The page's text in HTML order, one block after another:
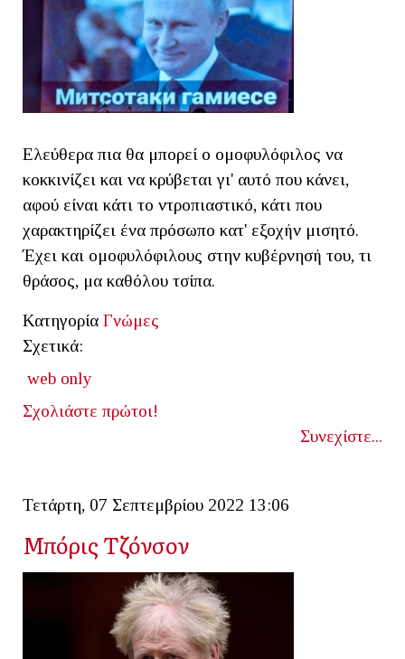
Ελεύθερα πια θα μπορεί ο ομοφυλόφιλος να
κοκκινίζει και να κρύβεται γι' αυτό που κάνει,
αφού είναι κάτι το ντροπιαστικό, κάτι που
χαρακτηρίζει ένα πρόσωπο κατ' εξοχήν μισητό.
Έχει και ομοφυλόφιλους στην κυβέρνησή του, τι
θράσος, μα καθόλου τσίπα.
Κατηγορία Γνώμες
Σχετικά:
web only
Σχολιάστε πρώτοι!
Συνεχίστε...
Τετάρτη, 07 Σεπτεμβρίου 2022 13:06
Μπόρις Τζόνσον